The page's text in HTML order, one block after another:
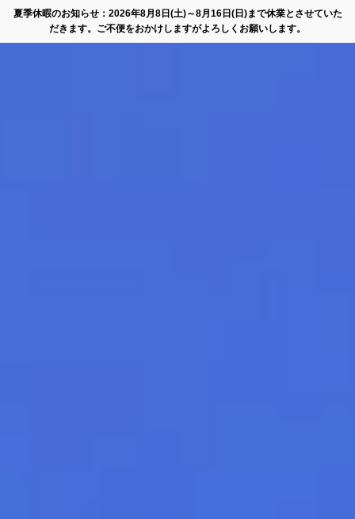
夏季休暇のお知らせ：2026年8月8日(土)～8月16日(日)まで休業とさせていた
だきます。ご不便をおかけしますがよろしくお願いします。